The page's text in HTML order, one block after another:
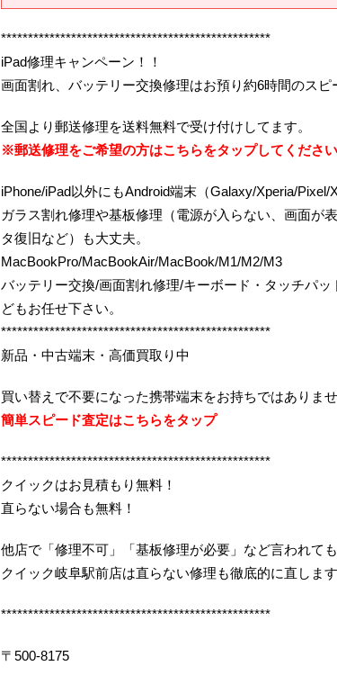
**************************************************
iPad修理キャンペーン！！
画面割れ、バッテリー交換修理はお預り約6時間のスピ
全国より郵送修理を送料無料で受け付けしてます。
※郵送修理をご希望の方はこちらをタップしてください
iPhone/iPad以外にもAndroid端末（Galaxy/Xperia/Pixel/
ガラス割れ修理や基板修理（電源が入らない、画面が
タ復旧など）も大丈夫。
MacBookPro/MacBookAir/MacBook/M1/M2/M3
バッテリー交換/画面割れ修理/キーボード・タッチパ
どもお任せ下さい。
**************************************************
新品・中古端末・高価買取り中
買い替えで不要になった携帯端末をお持ちではありま
簡単スピード査定はこちらをタップ
**************************************************
クイックはお見積もり無料！
直らない場合も無料！
他店で「修理不可」「基板修理が必要」など言われて
クイック岐阜駅前店は直らない修理も徹底的に直します
**************************************************
〒500-8175